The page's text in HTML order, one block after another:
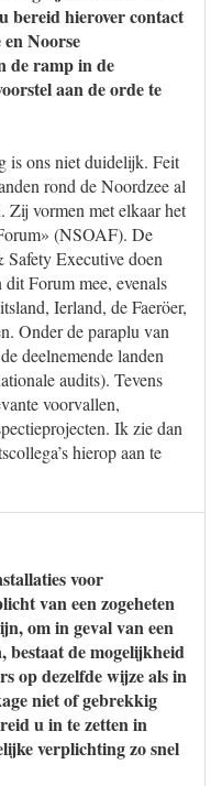
bereid hierover contact
Noorse
de ramp in de
aan de orde te
is ons niet duidelijk. Feit
rond de Noordzee al
Zij vormen met elkaar het
(NSOAF). De
Executive doen
Forum mee, evenals
Ierland, de Faeröer,
Onder de paraplu van
deelnemende landen
audits). Tevens
voorvallen,
Ik zie dan
hierop aan te
voor
van een zogeheten
om in geval van een
bestaat de mogelijkheid
op dezelfde wijze als in
niet of gebrekkig
u in te zetten in
verplichting zo snel